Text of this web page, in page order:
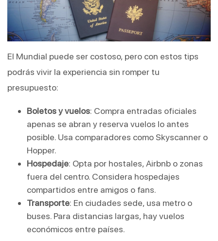
El Mundial puede ser costoso, pero con estos tips
podrás vivir la experiencia sin romper tu
presupuesto:
Boletos y vuelos: Compra entradas oficiales
apenas se abran y reserva vuelos lo antes
posible. Usa comparadores como Skyscanner o
Hopper.
Hospedaje: Opta por hostales, Airbnb o zonas
fuera del centro. Considera hospedajes
compartidos entre amigos o fans.
Transporte: En ciudades sede, usa metro o
buses. Para distancias largas, hay vuelos
económicos entre países.